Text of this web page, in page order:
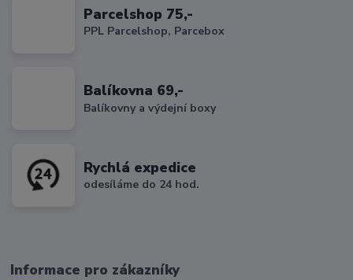
Parcelshop 75,-
PPL Parcelshop, Parcebox
Balíkovna 69,-
Balíkovny a výdejní boxy
Rychlá expedice
odesíláme do 24 hod.
Informace pro zákazníky